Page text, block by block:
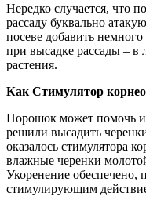
Нередко случается, что
рассаду буквально
посеве добавить
при высадке рассады – в
растения.
Как Стимулятор
Порошок может помочь
решили высадить
оказалось стимулятора
влажные черенки
Укоренение обеспечено,
стимулирующим